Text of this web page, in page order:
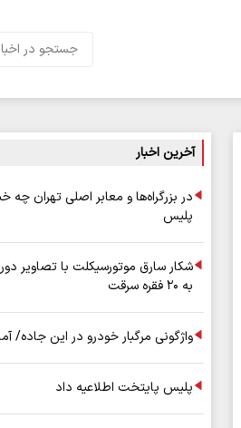
آخرین اخبار
در بزرگراه‌ها و معابر اصلی تهران
پلیس
شکار سارق موتورسیکلت با تصاویر
به ۲۰ فقره سرقت
واژگونی مرگبار خودرو در این جاده/
پلیس پایتخت اطلاعیه داد